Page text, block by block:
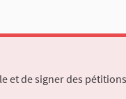
et de signer des pétitions